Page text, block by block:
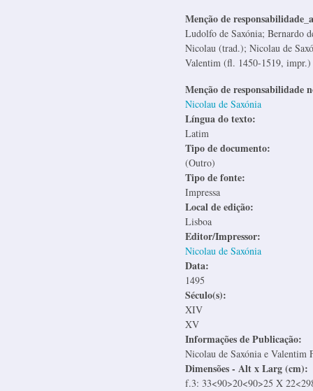
Menção de
Ludolfo de Saxónia; Bernardo
Nicolau (trad.); Nicolau de
Valentim (fl. 1450-1519, impr.)
Menção de responsabilidade
Nicolau de Saxónia
Língua do texto:
Latim
Tipo de documento:
(Outro)
Tipo de fonte:
Impressa
Local de edição:
Lisboa
Editor/Impressor:
Nicolau de Saxónia
Data:
1495
Século(s):
XIV
XV
Informações de Publicação:
Nicolau de Saxónia e Valentim
Dimensões - Alt x Larg (cm):
f.3: 33<90>20<90>25 X